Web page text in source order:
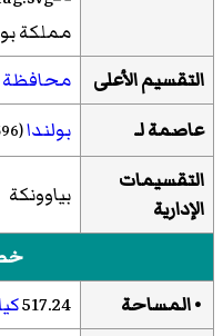
مملكة
التقسيم الأعلى محافظة
عاصمة لـ بولندا(1596–)
التقسيمات
الإدارية
بياوونكة
• المساحة
517.24